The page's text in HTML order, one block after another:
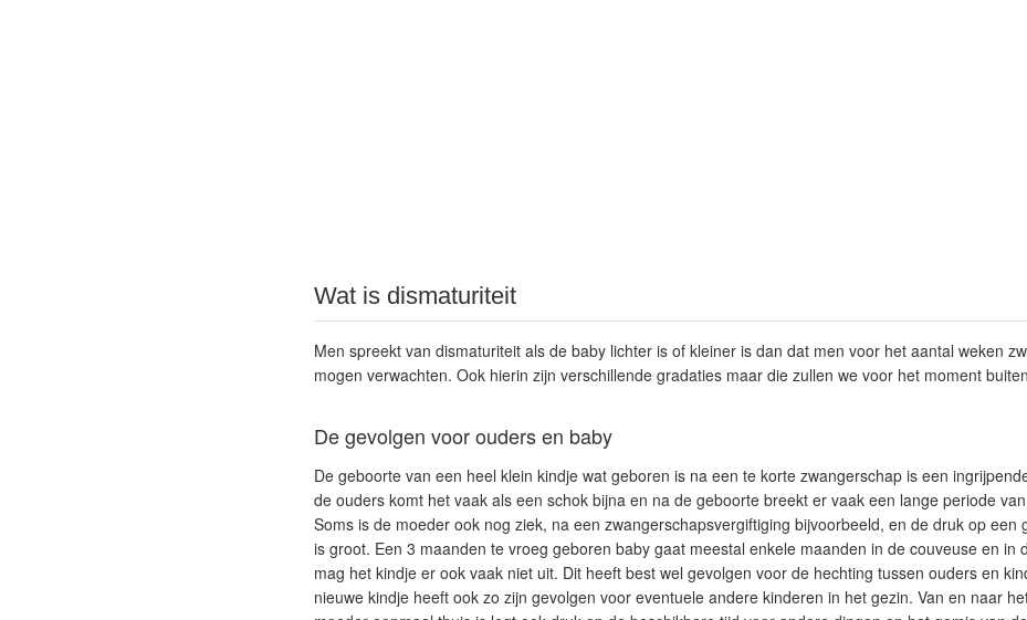
Wat is dismaturiteit
Men spreekt van dismaturiteit als de baby lichter is of kleiner is dan dat men voor het aantal weken
mogen verwachten. Ook hierin zijn verschillende gradaties maar die zullen we voor het moment
De gevolgen voor ouders en baby
De geboorte van een heel klein kindje wat geboren is na een te korte zwangerschap is een
de ouders komt het vaak als een schok bijna en na de geboorte breekt er vaak een lange periode
Soms is de moeder ook nog ziek, na een zwangerschapsvergiftiging bijvoorbeeld, en de druk op een
is groot. Een 3 maanden te vroeg geboren baby gaat meestal enkele maanden in de couveuse en in
mag het kindje er ook vaak niet uit. Dit heeft best wel gevolgen voor de hechting tussen ouders en
nieuwe kindje heeft ook zo zijn gevolgen voor eventuele andere kinderen in het gezin. Van en naar